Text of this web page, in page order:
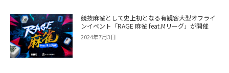
競技麻雀として史上初となる有観客大型オフライ
ンイベント「RAGE 麻雀 feat.Mリーグ」が開催
2024年7月3日